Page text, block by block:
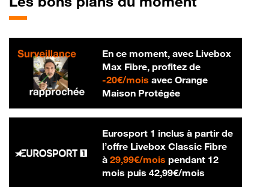
En ce moment, avec Livebox
Max Fibre, profitez de
-20€/mois20 € par mois
avec Orange
Maison Protégée
Eurosport 1 inclus à partir de
l’offre Livebox Classic Fibre
à 29,99€/mois29,99 € par mois
pendant 12
mois puis 42,99€/mois42,99 € par